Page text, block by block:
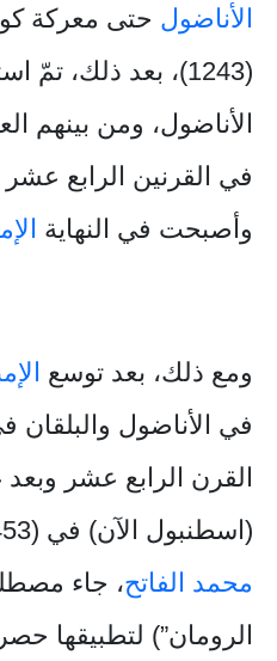
الأناضول حتى معركة
(1243)، بعد ذلك، تمّ
الأناضول، ومن بينهم
في القرنين الرابع
وأصبحت في النهاية
ومع ذلك، بعد توسع
في الأناضول
القرن الرابع عشر
(اسطنبول الآن) في (1453) من قبل
محمد الفاتح، جاء
الرومان”) لتطبيقها